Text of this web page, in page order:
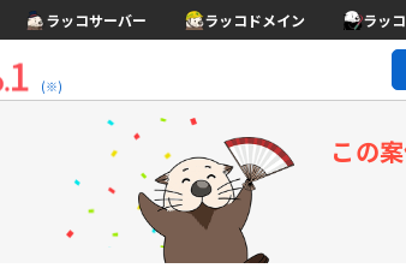
ラッコサーバー ラッコドメイン ラッ
(※)
この